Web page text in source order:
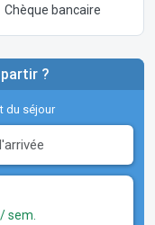
Chèque bancaire
?
du séjour
/ sem.